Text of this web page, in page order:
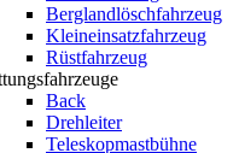
Berglandlöschfahrzeug
Kleineinsatzfahrzeug
Rüstfahrzeug
Back
Drehleiter
Teleskopmastbühne